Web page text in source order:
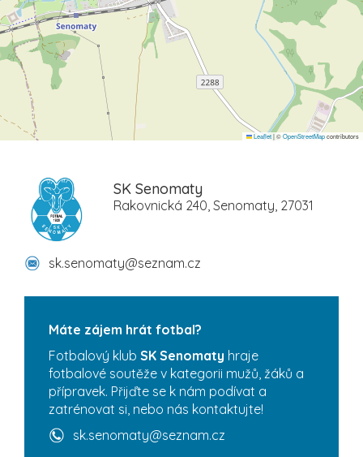
Leaflet|©OpenStreetMapcontributors
SK Senomaty
Rakovnická 240, Senomaty, 27031
sk.senomaty@seznam.cz
Máte zájem hrát fotbal?
Fotbalový klub SK Senomaty hraje
fotbalové soutěže v kategorii mužů, žáků a
přípravek. Přijďte se k nám podívat a
zatrénovat si, nebo nás kontaktujte!
sk.senomaty@seznam.cz